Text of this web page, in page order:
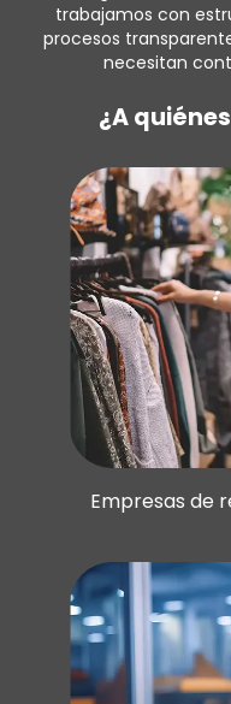
trabajamos con
procesos
necesitan
¿A
Empresas de